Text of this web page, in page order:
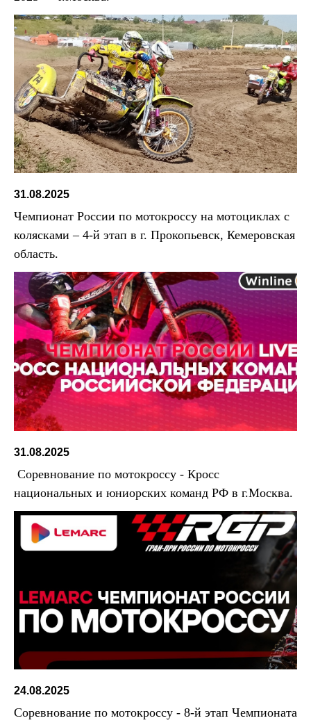
31.08.2025
Чемпионат России по мотокроссу на мотоциклах с
колясками – 4-й этап в г. Прокопьевск, Кемеровская
область.
31.08.2025
Соревнование по мотокроссу - Кросс
национальных и юниорских команд РФ в г.Москва.
24.08.2025
Соревнование по мотокроссу - 8-й этап Чемпионата